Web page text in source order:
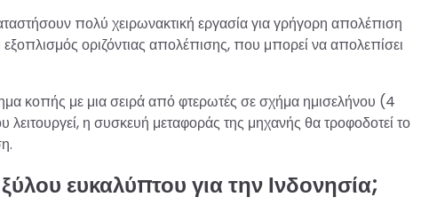
πολύ χειρωνακτική εργασία για γρήγορη απολέπιση
οριζόντιας απολέπισης, που μπορεί να απολεπίσει
κοπής με μια σειρά από φτερωτές σε σχήμα ημισελήνου (4
η συσκευή μεταφοράς της μηχανής θα τροφοδοτεί το
ευκαλύπτου για την Ινδονησία;